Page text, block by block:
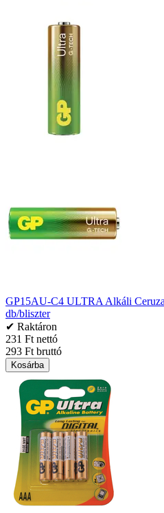
GP15AU-C4 ULTRA Alkáli
db/bliszter
✔ Raktáron
231 Ft nettó
293 Ft bruttó
Kosárba